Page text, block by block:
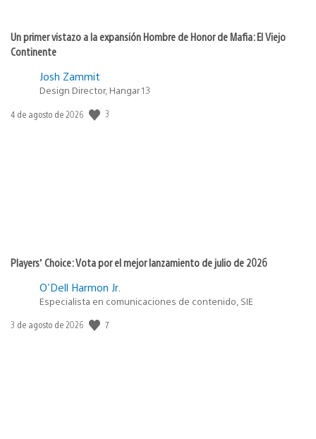
Un primer vistazo a la expansión Hombre de Honor de Mafia: El Viejo
Continente
Josh Zammit
Design Director, Hangar 13
Fecha
4 de agosto de 2026 3
Players’ Choice: Vota por el mejor lanzamiento de julio de 2026
O'Dell Harmon Jr.
Especialista en comunicaciones de contenido, SIE
Fecha
3 de agosto de 2026 7